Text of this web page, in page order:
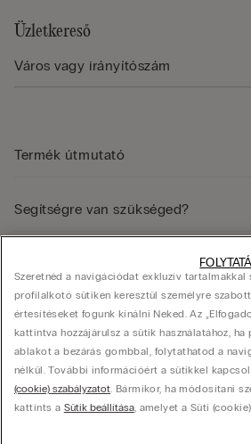
Üzletkereső
Termék útmutató
Segítségre van szükséged?
Vállalat
© Calzedonia Hungary Kft., HU-1082, Budapest, Futó
Szeretnéd a navigációdat exkluzív tartalmakkal
profilalkotó sütiken keresztül személyre
értesítéseket fogunk kínálni Neked. Az
kattintva hozzájárulsz a sütik használatához, ha
ablakot a bezárás gombbal, folytathatod a
nélkül. További információért a sütikkel
(cookie) szabályzatot. Bármikor, ha módosítani
kattints a Sütik beállítása, amelyet a Süti